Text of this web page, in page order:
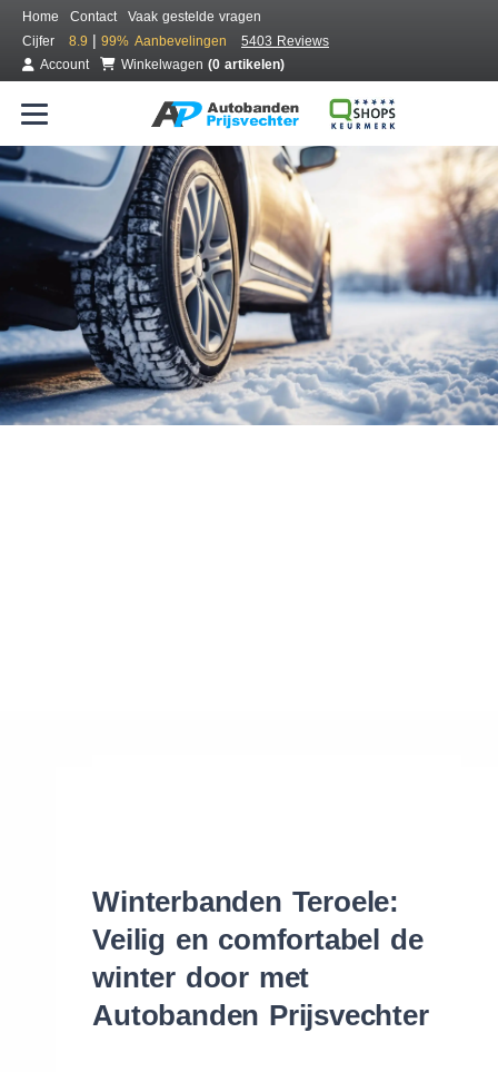
Home Contact
Vaak gestelde vragen
Cijfer
8.9 | 99% Aanbevelingen
5403 Reviews
Account
Winkelwagen (0 artikelen)
Bestel voordelig winterbanden
Gratis bezorgd of montage bij jou in de buurt
Seizoen:
Merken:
Winterbanden Teroele:
Veilig en comfortabel de
winter door met
Autobanden Prijsvechter